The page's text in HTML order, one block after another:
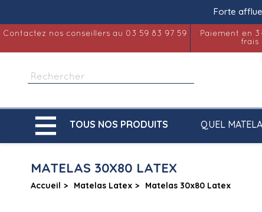
Forte
Contactez nos conseillers au 03 59 83 97 59
Paiement en
frais
 TOUS NOS PRODUITS QUEL
MATELAS 30X80 LATEX
Accueil Matelas Latex Matelas 30x80 Latex